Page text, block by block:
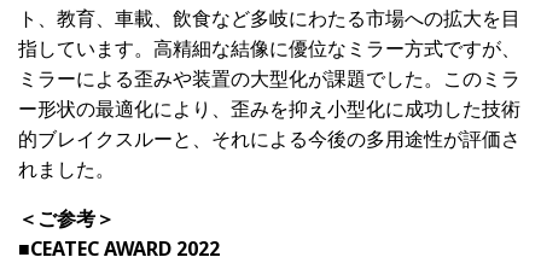
ト、教育、車載、飲食など多岐にわたる市場への拡大を目
指しています。高精細な結像に優位なミラー方式ですが、
ミラーによる歪みや装置の大型化が課題でした。このミラ
ー形状の最適化により、歪みを抑え小型化に成功した技術
的ブレイクスルーと、それによる今後の多用途性が評価さ
れました。
＜ご参考＞
■CEATECAWARD 2022